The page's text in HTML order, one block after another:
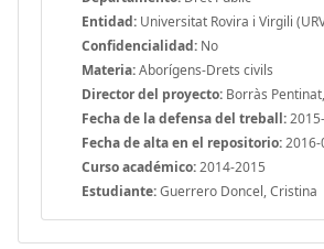
Entidad: Universitat Rovira i Virgili
Confidencialidad: No
Materia:Aborígens-Drets civils
Director del proyecto: Borràs
Fecha de la defensa del treball:
Fecha de alta en el repositorio:
Curso académico:2014-2015
Estudiante:Guerrero Doncel, Cristina